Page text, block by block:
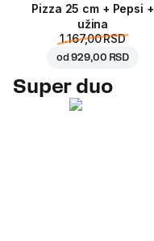
Pizza 25 cm + Pepsi +
užina
1.167,00 RSD
od929,00 RSD
Super duo